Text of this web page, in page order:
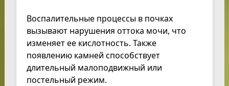
Воспалительные процессы в почках
вызывают нарушения оттока мочи, что
изменяет ее кислотность. Также
появлению камней способствует
длительный малоподвижный или
постельный режим.